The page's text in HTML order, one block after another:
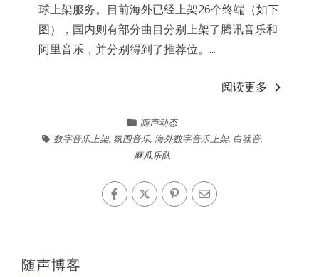
球上架服务。目前海外已经上架26个终端（如下
图），国内则有部分曲目分别上架了腾讯音乐和
阿里音乐，并分别得到了推荐位。...
阅读更多
随声动态
数字音乐上架, 氛围音乐, 海外数字音乐上架, 白噪音,
麻瓜乐队
随声博客